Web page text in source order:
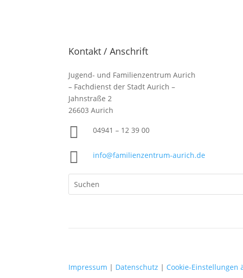
Kontakt / Anschrift
Jugend- und Familienzentrum Aurich
– Fachdienst der Stadt Aurich –
Jahnstraße 2
26603 Aurich
 04941 – 12 39 00
 info@familienzentrum-aurich.de
Impressum | Datenschutz | Cookie-Einstellungen